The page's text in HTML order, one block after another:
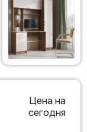
Цена на
сегодня